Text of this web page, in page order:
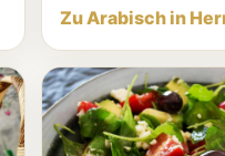
Zu Arabisch in